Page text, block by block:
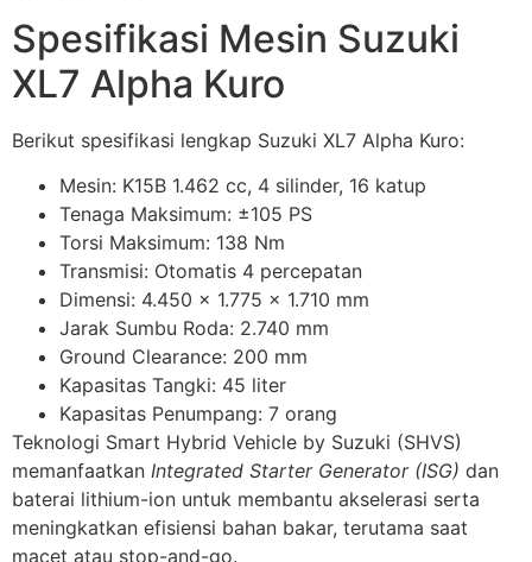
Spesifikasi Mesin Suzuki
XL7 Alpha Kuro
Berikut spesifikasi lengkap Suzuki XL7 Alpha Kuro:
Mesin: K15B 1.462 cc, 4 silinder, 16 katup
Tenaga Maksimum: ±105 PS
Torsi Maksimum: 138 Nm
Transmisi: Otomatis 4 percepatan
Dimensi: 4.450 x 1.775 x 1.710 mm
Jarak Sumbu Roda: 2.740 mm
Ground Clearance: 200 mm
Kapasitas Tangki: 45 liter
Kapasitas Penumpang: 7 orang
Teknologi Smart Hybrid Vehicle by Suzuki (SHVS)
memanfaatkan Integrated Starter Generator (ISG) dan
baterai lithium-ion untuk membantu akselerasi serta
meningkatkan efisiensi bahan bakar, terutama saat
macet atau stop-and-go.